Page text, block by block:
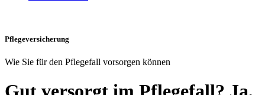
Pflegeversicherung
Wie Sie für den Pflegefall vorsorgen können
Gut versorgt im Pflegefall? Ja,